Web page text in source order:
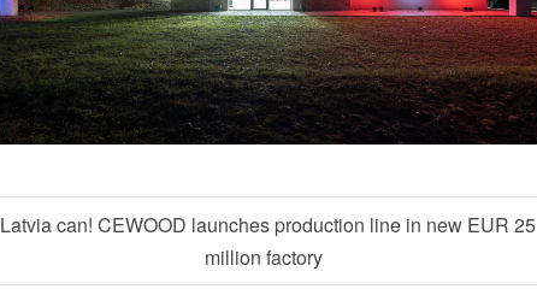
Latvia can! CEWOOD launches production line in new EUR 25
million factory